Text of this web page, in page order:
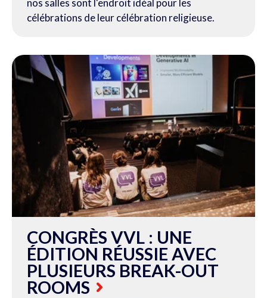
nos salles sont l'endroit idéal pour les
célébrations de leur célébration religieuse.
CONGRÈS VVL : UNE
ÉDITION RÉUSSIE AVEC
PLUSIEURS BREAK-OUT
ROOMS